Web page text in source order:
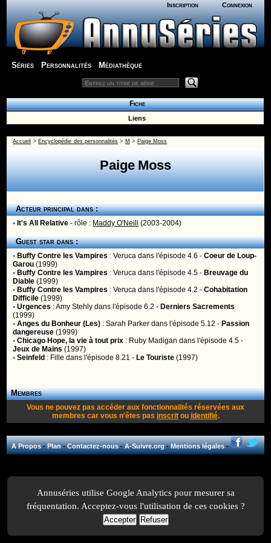
Inscription Connexion
Séries Personnalités Médiathèque
Fiche
Liens
Accueil > Encyclopédie des personnalités > M > Paige Moss
Paige Moss
Acteur principal dans :
• It's All Relative - rôle : Maddy O'Neill (2003-2004)
Guest star dans :
• Buffy Contre les Vampires :Veruca dans l'épisode 4.6 -Coeur de Loup-
Garou (1999)
• Buffy Contre les Vampires :Veruca dans l'épisode 4.5 - Breuvage du
Diable (1999)
• Buffy Contre les Vampires :Veruca dans l'épisode 4.2 -Cohabitation
Difficile (1999)
• Urgences :Amy Stehly dans l'épisode 6.2 - Derniers Sacrements
(1999)
• Anges du Bonheur (Les) :Sarah Parker dans l'épisode 5.12 - Passion
dangereuse (1999)
• Chicago Hope, la vie à tout prix : Ruby Madigan dans l'épisode 4.5 -
Jeux de Mains (1997)
• Seinfeld : Fille dans l'épisode 8.21 - Le Touriste (1997)
Membres
Vous ne pouvez pas accéder aux fonctionnalités réservées aux
membres car vous n'êtes pas inscritou identifié.
A Propos-Plan-Contactez-nous-A-Suivre.org-Mentions légales-
Annuséries utilise Google Analytics pour mesurer sa
fréquentation. Acceptez-vous l'utilisation de ces cookies ?
Accepter Refuser